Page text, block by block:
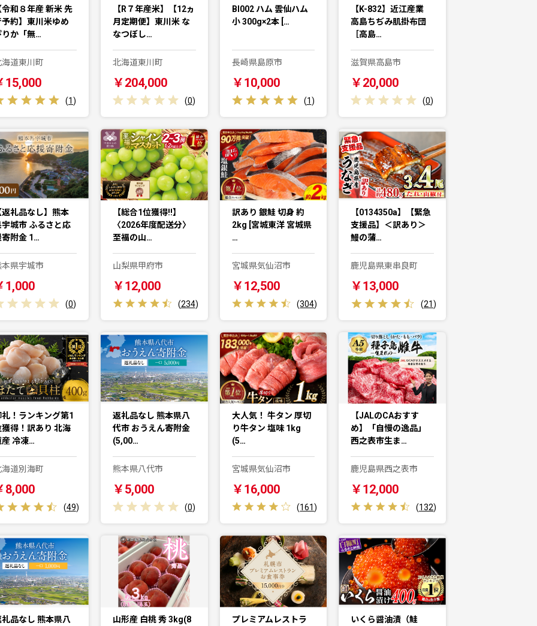
令和８年産 新米 先
予約】東川米ゆめ
りか「無…
海道東川町
15,000
(1)
【R７年産米】【12ヵ
月定期便】東川米 な
なつぼし…
北海道東川町
￥204,000
(0)
BI002 ハム 雲仙ハム
小 300g×2本 […
長崎県島原市
￥10,000
(1)
【K-832】近江産業
高島ちぢみ肌掛布団
［高島…
滋賀県高島市
￥20,000
(0)
返礼品なし】熊本
宇城市 ふるさと応
寄附金 1…
本県宇城市
1,000
(0)
【総合1位獲得!!】
〈2026年度配送分〉
至福の山…
山梨県甲府市
￥12,000
(234)
訳あり 銀鮭 切身 約
2kg [宮城東洋 宮城県
…
宮城県気仙沼市
￥12,500
(304)
【0134350a】【緊急
支援品】＜訳あり＞
鰻の蒲…
鹿児島県東串良町
￥13,000
(21)
礼！ランキング第1
獲得！訳あり 北海
産 冷凍…
海道別海町
8,000
(49)
返礼品なし 熊本県八
代市 おうえん寄附金
(5,00…
熊本県八代市
￥5,000
(0)
大人気！ 牛タン 厚切
り牛タン 塩味 1kg
(5…
宮城県気仙沼市
￥16,000
(161)
【JALのCAおすす
め】「自慢の逸品」
西之表市生ま…
鹿児島県西之表市
￥12,000
(132)
礼品なし 熊本県八
山形産 白桃 秀 3kg(8
プレミアムレストラ
いくら醤油漬（鮭